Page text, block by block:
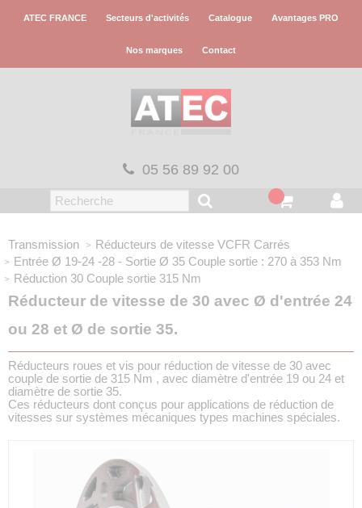
ATEC FRANCE Secteurs d'activités Catalogue Avantages PRO
Nos marques Contact
05 56 89 92 00
Transmission Réducteurs de vitesse VCFR Carrés
Entrée Ø 19-24 -28 - Sortie Ø 35 Couple sortie : 270 à 353 Nm
Réduction 30 Couple sortie 315 Nm
Réducteur de vitesse de 30 avec Ø d'entrée 24
ou 28 et Ø de sortie 35.
Réducteurs roues et vis pour réduction de vitesse de 30 avec
couple de sortie de 315 Nm , avec diamètre d'entrée 19 ou 24 et
diamètre de sortie 35.
Ces réducteurs dont conçus pour applications de réduction de
vitesses sur systèmes mécaniques types machines spéciales.